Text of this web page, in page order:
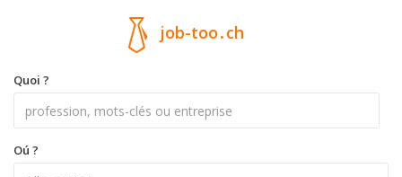
job-too.ch
Quoi ?
Oú ?